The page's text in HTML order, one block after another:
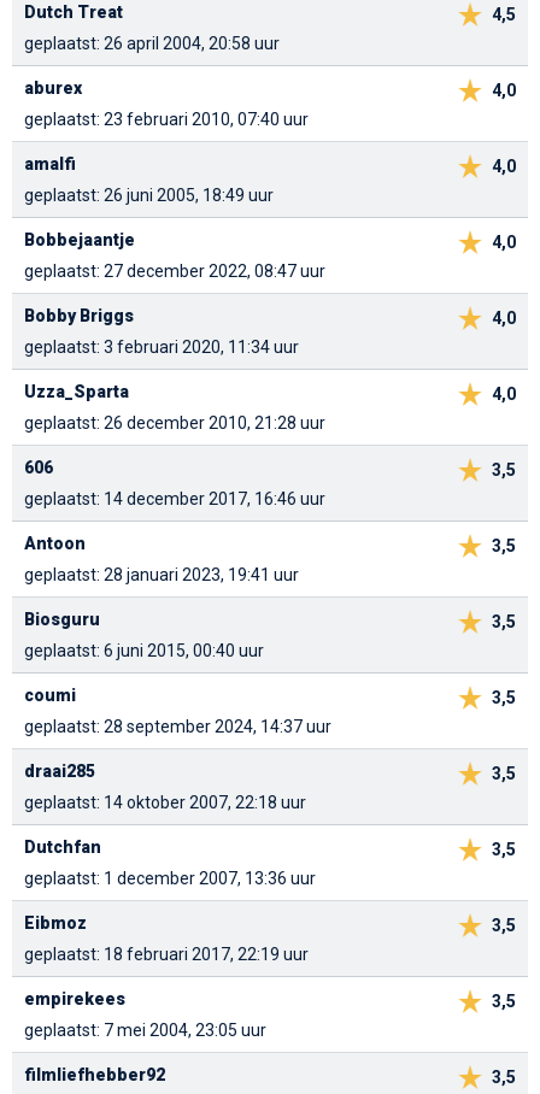
4,5
Dutch Treat
geplaatst: 26 april 2004, 20:58 uur
4,0
aburex
geplaatst: 23 februari 2010, 07:40 uur
4,0
amalfi
geplaatst: 26 juni 2005, 18:49 uur
4,0
Bobbejaantje
geplaatst: 27 december 2022, 08:47 uur
4,0
Bobby Briggs
geplaatst: 3 februari 2020, 11:34 uur
4,0
Uzza_Sparta
geplaatst: 26 december 2010, 21:28 uur
3,5
606
geplaatst: 14 december 2017, 16:46 uur
3,5
Antoon
geplaatst: 28 januari 2023, 19:41 uur
3,5
Biosguru
geplaatst: 6 juni 2015, 00:40 uur
3,5
coumi
geplaatst: 28 september 2024, 14:37 uur
3,5
draai285
geplaatst: 14 oktober 2007, 22:18 uur
3,5
Dutchfan
geplaatst: 1 december 2007, 13:36 uur
3,5
Eibmoz
geplaatst: 18 februari 2017, 22:19 uur
3,5
empirekees
geplaatst: 7 mei 2004, 23:05 uur
3,5
filmliefhebber92